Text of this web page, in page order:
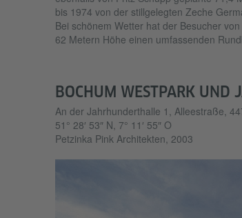
bis 1974 von der stillgelegten Zeche
Bei schönem Wetter hat der Besucher
62 Metern Höhe einen umfassenden
BOCHUM WESTPARK UND
An der Jahrhunderthalle 1, Alleestraße,
51° 28′ 53″ N, 7° 11′ 55″ O
Petzinka Pink Architekten, 2003